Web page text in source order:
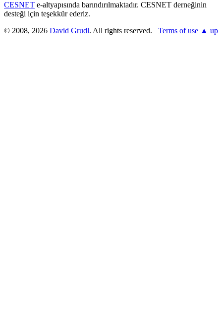
CESNET e-altyapısında barındırılmaktadır. CESNET derneğinin
desteği için teşekkür ederiz.
© 2008, 2026 David Grudl. All rights reserved. Terms of use ▲ up